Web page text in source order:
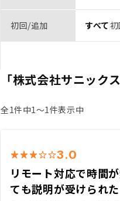
初回/追加 すべて
「株式会社サニックス
全1件中1〜1件表示中
3.0
リモート対応で時間
ても説明が受けられた